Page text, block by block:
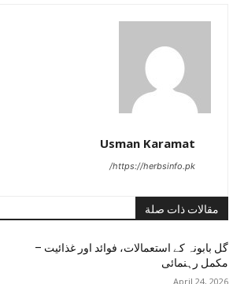
Usman Karamat
https://herbsinfo.pk/
مقالات ذات صلة
گل بابونہ کے استعمالات، فوائد اور غذائیت –
مکمل رہنمائی
April 24, 2026